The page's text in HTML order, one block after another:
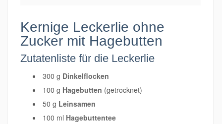
Kernige Leckerlie ohne
Zucker mit Hagebutten
Zutatenliste für die Leckerlie
300 g Dinkelflocken
100 g Hagebutten (getrocknet)
50 g Leinsamen
100 ml Hagebuttentee